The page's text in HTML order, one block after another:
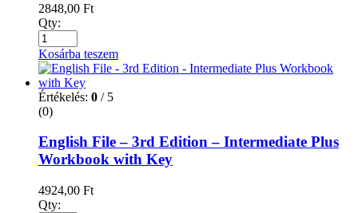
2848,00 Ft
Qty:
Kosárba teszem
Értékelés: 0 / 5
(0)
English File – 3rd Edition – Intermediate Plus
Workbook with Key
4924,00 Ft
Qty: